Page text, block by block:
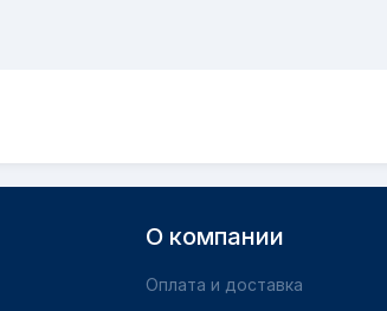
О компании
Оплата и доставка